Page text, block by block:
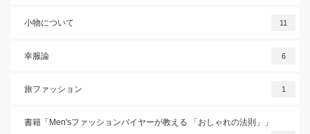
小物について 11
幸服論 6
旅ファッション 1
書籍「Men'sファッションバイヤーが教える 「おしゃれの法則」」